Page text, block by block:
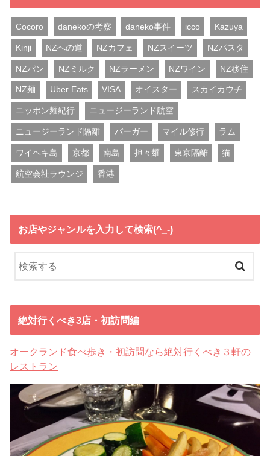
Cocoro danekoの考察 daneko事件 icco Kazuya
Kinji NZへの道 NZカフェ NZスイーツ NZパスタ
NZパン NZミルク NZラーメン NZワイン NZ移住
NZ麺 Uber Eats VISA オイスター スカイカウチ
ニッポン麺紀行 ニュージーランド航空
ニュージーランド隔離 バーガー マイル修行 ラム
ワイヘキ島 京都 南島 担々麺 東京隔離 猫
航空会社ラウンジ 香港
お店やジャンルを入力して検索(^_-)
絶対行くべき3店・初訪問編
オークランド食べ歩き・初訪問なら絶対行くべき３軒の
レストラン